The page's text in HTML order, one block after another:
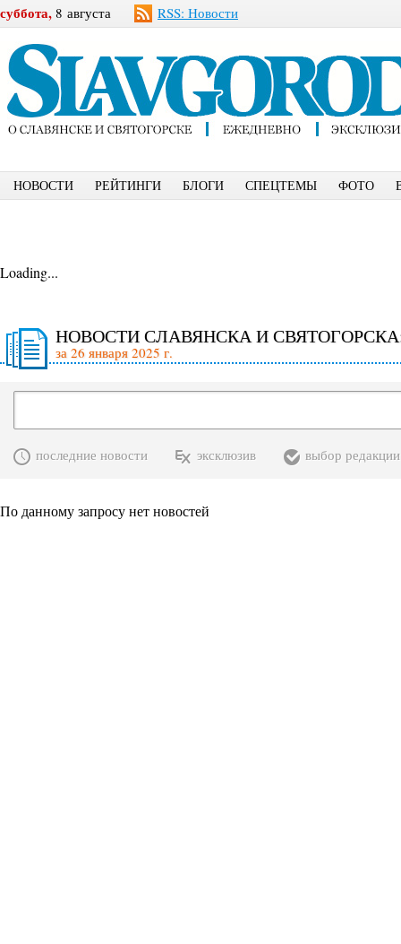
суббота, 8 августа RSS: Новости
НОВОСТИ РЕЙТИНГИ БЛОГИ СПЕЦТЕМЫ ФОТО
Loading...
НОВОСТИ СЛАВЯНСКА И
за 26 января 2025 г.
последние новости эксклюзив выбор редакции
По данному запросу нет новостей